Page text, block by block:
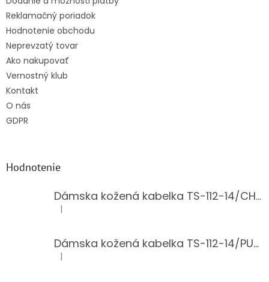
Reklamačný poriadok
Hodnotenie obchodu
Neprevzatý tovar
Ako nakupovať
Vernostný klub
Kontakt
O nás
GDPR
Hodnotenie
Dámska kožená kabelka TS-112-14/CHOCO
Hodnotenie produktu je 5 z 5 hviezdičiek.
|
Dámska kožená kabelka TS-112-14/PUDER
Hodnotenie produktu je 5 z 5 hviezdičiek.
|